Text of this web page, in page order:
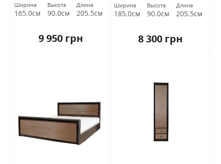
Ширина
165.0см
Высота
90.0см
Длина
205.5см
9 950 грн
Ширина
185.0см
Высота
90.0см
Длина
205.5см
8 300 грн